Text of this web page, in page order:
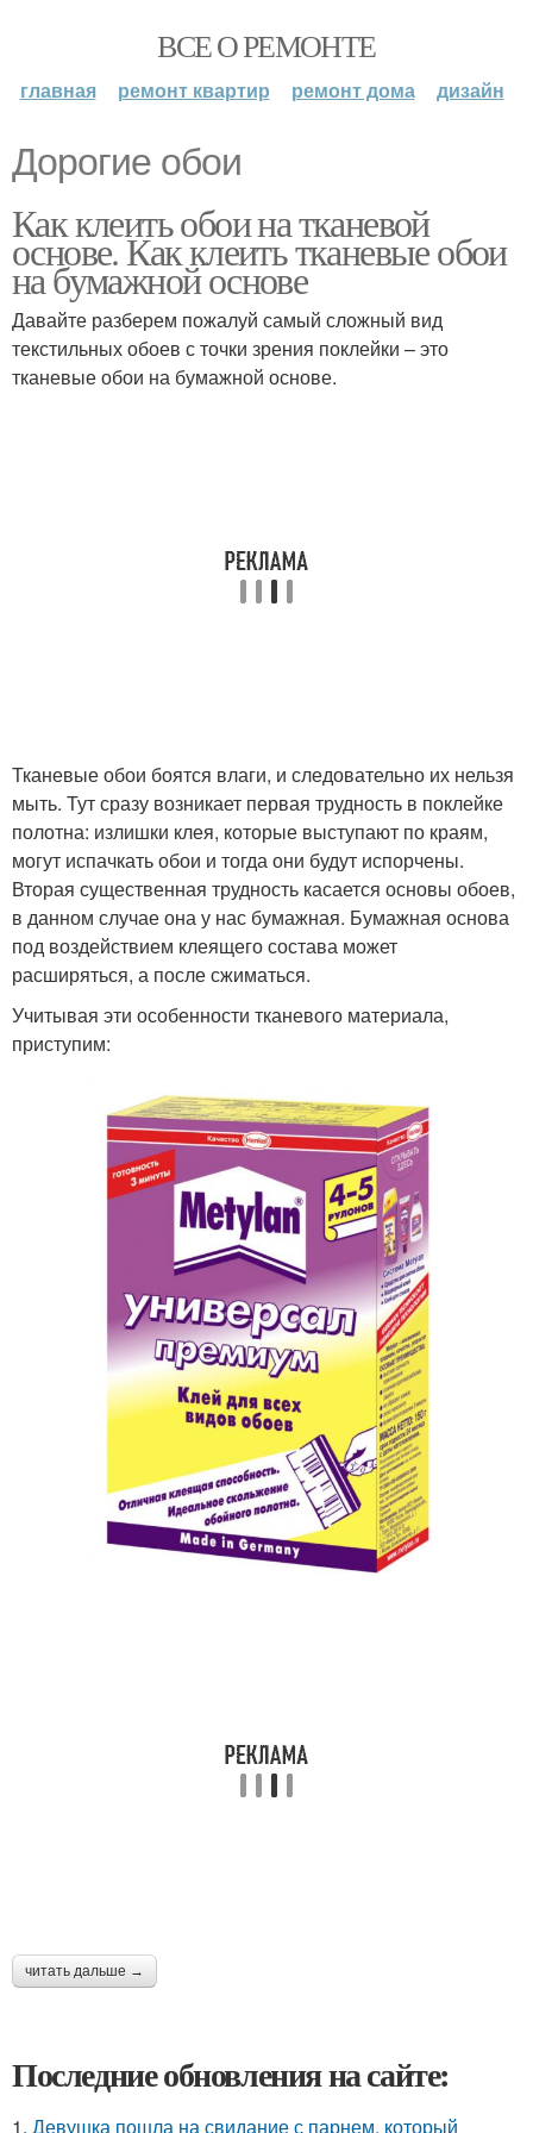
ВСЕ О РЕМОНТЕ
главная ремонт квартир ремонт дома дизайн
Дорогие обои
Как клеить обои на тканевой
основе. Как клеить тканевые обои
на бумажной основе
Давайте разберем пожалуй самый сложный вид
текстильных обоев с точки зрения поклейки – это
тканевые обои на бумажной основе.
Тканевые обои боятся влаги, и следовательно их нельзя
мыть. Тут сразу возникает первая трудность в поклейке
полотна: излишки клея, которые выступают по краям,
могут испачкать обои и тогда они будут испорчены.
Вторая существенная трудность касается основы обоев,
в данном случае она у нас бумажная. Бумажная основа
под воздействием клеящего состава может
расширяться, а после сжиматься.
Учитывая эти особенности тканевого материала,
приступим:
читать дальше →
Последние обновления на сайте:
1. Девушка пошла на свидание с парнем, который